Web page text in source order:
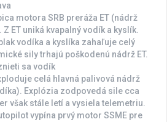
motora SRB preráža ET (nádrž
ET uniká kvapalný vodík a kyslík.
vodíka a kyslíka zahaľuje celý
sily trhajú poškodenú nádrž ET.
sa vodík
celá hlavná palivová nádrž
Explózia zodpovedá sile cca
však stále letí a vysiela telemetriu.
vypína prvý motor SSME pre